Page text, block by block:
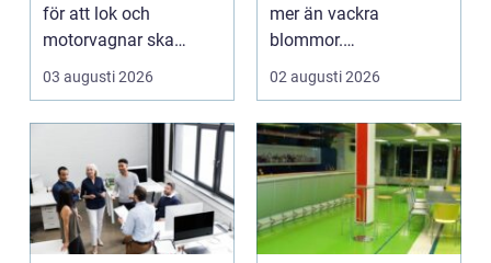
för att lok och
motorvagnar ska
kunna leverera pålitlig
drift d...
03 augusti 2026
mer än vackra
blommor.
trädgårdsdesign
förenar funktion, form
och ...
02 augusti 2026